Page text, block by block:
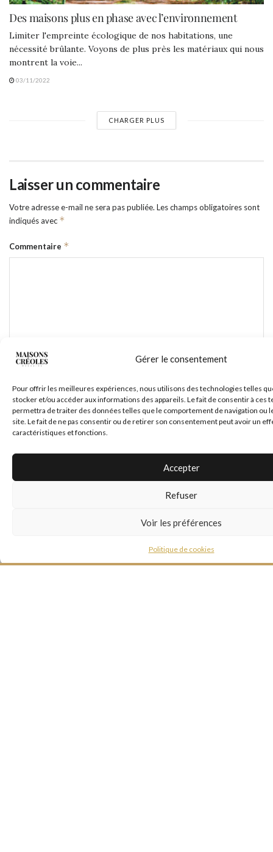
Gérer le consentement
Pour offrir les meilleures expériences, nous utilisons des technologies telles
stocker et/ou accéder aux informations des appareils. Le fait de consentir à ces
permettra de traiter des données telles que le comportement de navigation ou
site. Le fait de ne pas consentir ou de retirer son consentement peut avoir un
caractéristiques et fonctions.
Accepter
Refuser
Voir les préférences
Politique de cookies
Des maisons plus en phase avec l’environnement
Limiter l'empreinte écologique de nos habitations, une
nécessité brûlante. Voyons de plus près les matériaux qui nous
montrent la voie...
03/11/2022
CHARGER PLUS
Laisser un commentaire
Votre adresse e-mail ne sera pas publiée. Les champs obligatoires sont
indiqués avec *
Commentaire *
Nom*
E-mail*